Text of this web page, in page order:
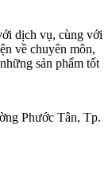
dịch vụ, cùng với
về chuyên môn,
sản phẩm tốt
Phước Tân, Tp.